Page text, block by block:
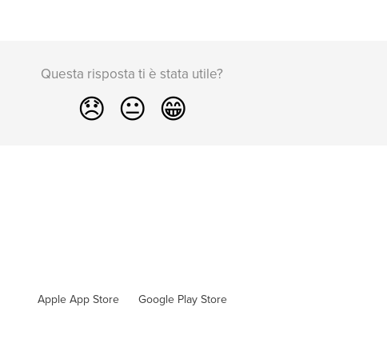
Questa risposta ti è stata utile?
😞 😐 😁
Apple App Store Google Play Store